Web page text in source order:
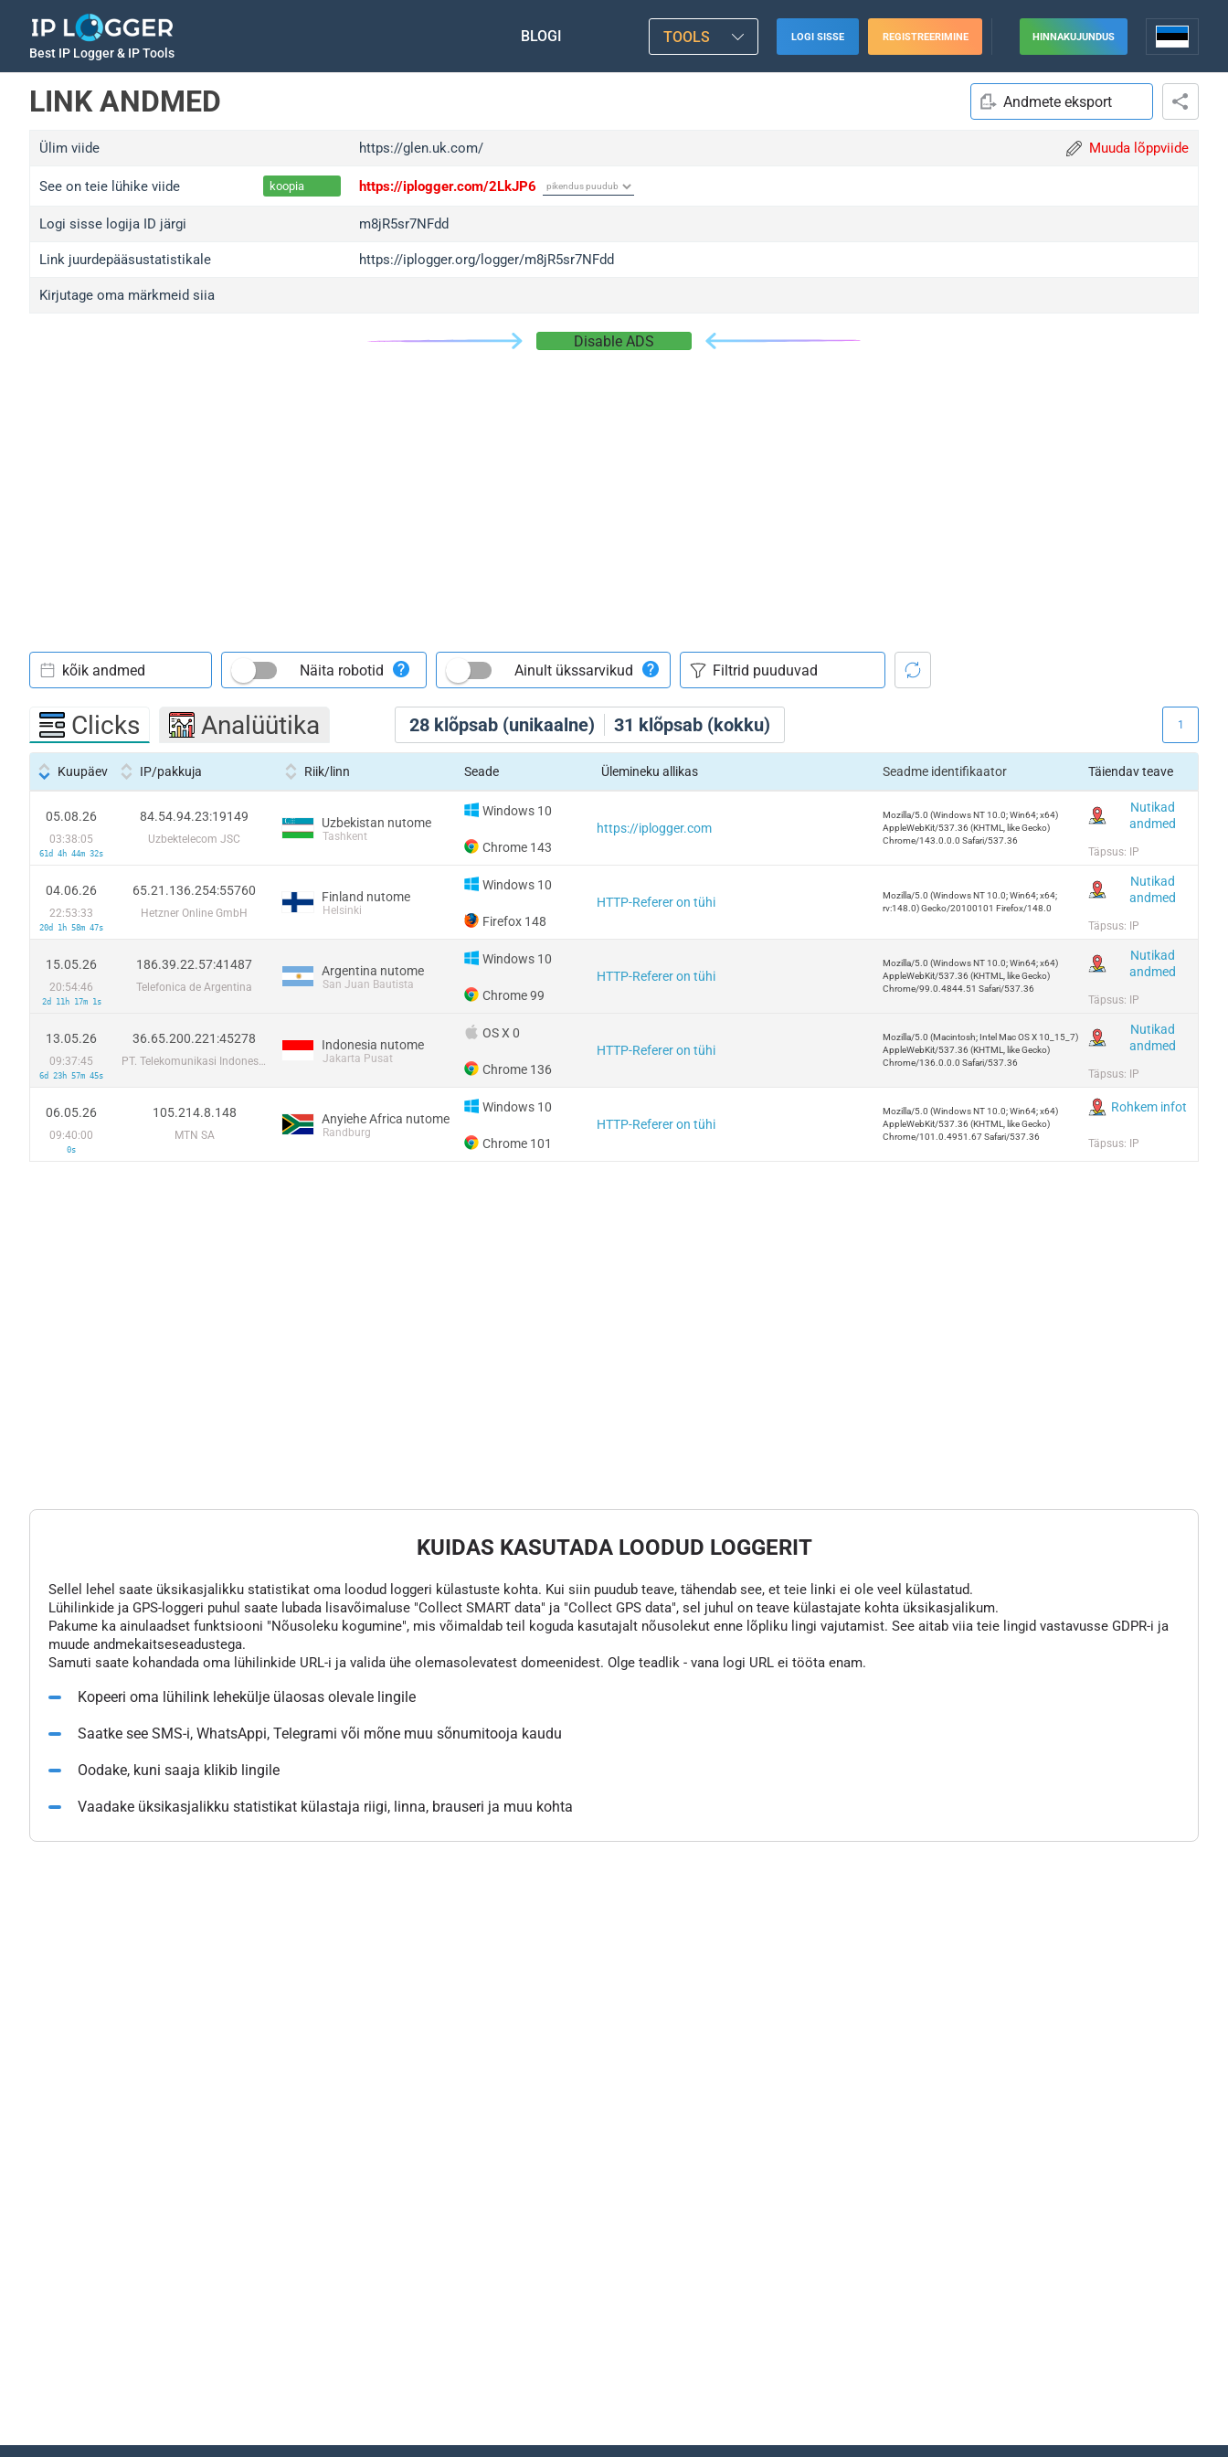
Best IP Logger & IP Tools
BLOGI TOOLS LOGI SISSE REGISTREERIMINE HINNAKUJUNDUS
LINK ANDMED Andmete eksport
Ülim viide https://glen.uk.com/ Muuda lõppviide
See on teie lühike viide koopia https://iplogger.com/2LkJP6
Logi sisse logija ID järgi m8jR5sr7NFdd
Link juurdepääsustatistikale https://iplogger.org/logger/m8jR5sr7NFdd
Kirjutage oma märkmeid siia
Disable ADS
28 klõpsab (unikaalne) 31 klõpsab (kokku)
kõik andmed Näita robotid Ainult ükssarvikud
Clicks Analüütika 1
Kuupäev IP/pakkuja Riik/linn Seade Ülemineku allikas Seadme identifikaator Täiendav teave
05.08.26
03:38:05
61d 4h 44m 32s
84.54.94.23:19149
Uzbektelecom JSC
Uzbekistan nutome
Tashkent
Windows 10
Chrome 143
https://iplogger.com
Mozilla/5.0 (Windows NT 10.0; Win64; x64)
AppleWebKit/537.36 (KHTML, like Gecko)
Chrome/143.0.0.0 Safari/537.36
Nutikad
andmed
Täpsus: IP
04.06.26
22:53:33
20d 1h 58m 47s
65.21.136.254:55760
Hetzner Online GmbH
Finland nutome
Helsinki
Windows 10
Firefox 148
HTTP-Referer on tühi
Mozilla/5.0 (Windows NT 10.0; Win64; x64;
rv:148.0) Gecko/20100101 Firefox/148.0
Nutikad
andmed
Täpsus: IP
15.05.26
20:54:46
2d 11h 17m 1s
186.39.22.57:41487
Telefonica de Argentina
Argentina nutome
San Juan Bautista
Windows 10
Chrome 99
HTTP-Referer on tühi
Mozilla/5.0 (Windows NT 10.0; Win64; x64)
AppleWebKit/537.36 (KHTML, like Gecko)
Chrome/99.0.4844.51 Safari/537.36
Nutikad
andmed
Täpsus: IP
13.05.26
09:37:45
6d 23h 57m 45s
36.65.200.221:45278
PT. Telekomunikasi Indonesia
Indonesia nutome
Jakarta Pusat
OS X 0
Chrome 136
HTTP-Referer on tühi
Mozilla/5.0 (Macintosh; Intel Mac OS X 10_15_7)
AppleWebKit/537.36 (KHTML, like Gecko)
Chrome/136.0.0.0 Safari/537.36
Nutikad
andmed
Täpsus: IP
06.05.26
09:40:00
0s
105.214.8.148
MTN SA
Anyiehe Africa nutome
Randburg
Windows 10
Chrome 101
HTTP-Referer on tühi
Mozilla/5.0 (Windows NT 10.0; Win64; x64)
AppleWebKit/537.36 (KHTML, like Gecko)
Chrome/101.0.4951.67 Safari/537.36
Rohkem infot
Täpsus: IP
KUIDAS KASUTADA LOODUD LOGGERIT
Sellel lehel saate üksikasjalikku statistikat oma loodud loggeri külastuste kohta. Kui siin puudub teave, tähendab see, et teie linki ei ole veel külastatud.
Lühilinkide ja GPS-loggeri puhul saate lubada lisavõimaluse "Collect SMART data" ja "Collect GPS data", sel juhul on teave külastajate kohta üksikasjalikum.
Pakume ka ainulaadset funktsiooni "Nõusoleku kogumine", mis võimaldab teil koguda kasutajalt nõusolekut enne lõpliku lingi vajutamist. See aitab viia teie lingid vastavusse GDPR-i ja
muude andmekaitseseadustega.
Samuti saate kohandada oma lühilinkide URL-i ja valida ühe olemasolevatest domeenidest. Olge teadlik - vana logi URL ei tööta enam.
Kopeeri oma lühilink lehekülje ülaosas olevale lingile
Saatke see SMS-i, WhatsAppi, Telegrami või mõne muu sõnumitooja kaudu
Oodake, kuni saaja klikib lingile
Vaadake üksikasjalikku statistikat külastaja riigi, linna, brauseri ja muu kohta